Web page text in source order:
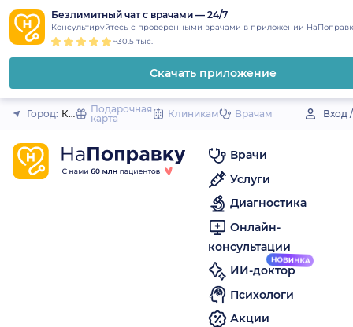
to
content
Безлимитный чат с врачами — 24/7
Консультируйтесь с проверенными врачами в приложении
~30.5 тыс.
Скачать приложение
Закрыть
Город: Красноуральск
Подарочная
карта
Клиникам Врачам Вход
Врачи
Услуги
Диагностика
Онлайн-
консультации
ИИ-доктор
Психологи
Акции